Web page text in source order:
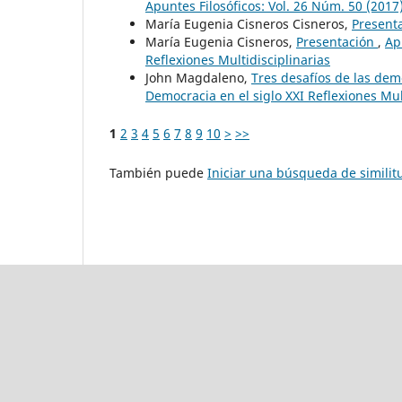
Apuntes Filosóficos: Vol. 26 Núm. 50
María Eugenia Cisneros Cisneros,
María Eugenia Cisneros, Presentación ,
Reflexiones Multidisciplinarias
John Magdaleno, Tres desafíos de las
Democracia en el siglo XXI Reflexiones
1 2 3 4 5 6 7 8 9 10 > >>
También puede Iniciar una búsqueda de